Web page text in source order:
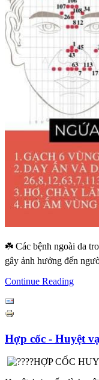
☘️ Các bệnh ngoài da
gây ảnh hưởng đến
Continue Reading
Hợp cốc - Huyệt
HỢP CỐC